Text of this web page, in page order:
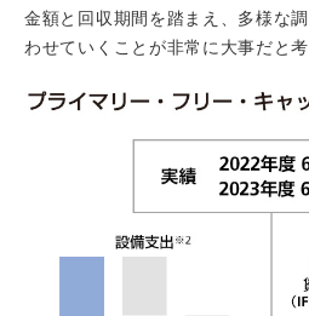
金額と回収期間を踏まえ、多様な
わせていくことが非常に大事だと考